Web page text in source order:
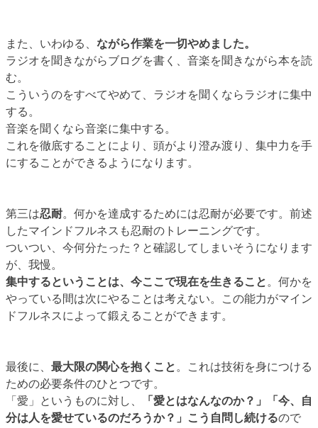
また、いわゆる、 ながら作業を一切やめました。
ラジオを聞きながらブログを書く、音楽を聞きながら本を読
む。
こういうのをすべてやめて、ラジオを聞くならラジオに集中
する。
音楽を聞くなら音楽に集中する。
これを徹底することにより、頭がより澄み渡り、集中力を手
にすることができるようになります。
第三は忍耐。何かを達成するためには忍耐が必要です。前述
したマインドフルネスも忍耐のトレーニングです。
ついつい、今何分たった？と確認してしまいそうになります
が、我慢。
集中するということは、今ここで現在を生きること 。何かを
やっている間は次にやることは考えない。この能力がマイン
ドフルネスによって鍛えることができます。
最後に、 最大限の関心を抱くこと 。これは技術を身につける
ための必要条件のひとつです。
「愛」というものに対し、
「愛とはなんなのか？」「今、自
分は人を愛せているのだろうか？」こう自問し続けるので